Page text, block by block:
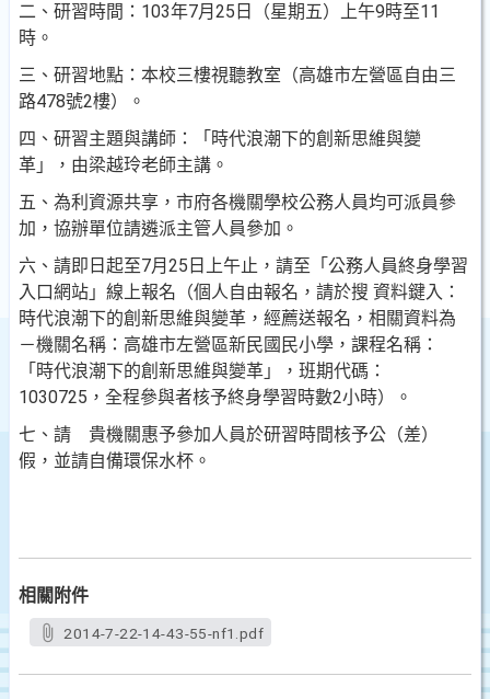
二、研習時間：103年7月25日（星期五）上午9時至11
時。
三、研習地點：本校三樓視聽教室（高雄市左營區自由三
路478號2樓）。
四、研習主題與講師：「時代浪潮下的創新思維與變
革」，由梁越玲老師主講。
五、為利資源共享，市府各機關學校公務人員均可派員參
加，協辦單位請遴派主管人員參加。
六、請即日起至7月25日上午止，請至「公務人員終身學習
入口網站」線上報名（個人自由報名，請於搜 資料鍵入：
時代浪潮下的創新思維與變革，經薦送報名，相關資料為
－機關名稱：高雄市左營區新民國民小學，課程名稱：
「時代浪潮下的創新思維與變革」，班期代碼：
1030725，全程參與者核予終身學習時數2小時）。
七、請 貴機關惠予參加人員於研習時間核予公（差）
假，並請自備環保水杯。
相關附件
2014-7-22-14-43-55-nf1.pdf